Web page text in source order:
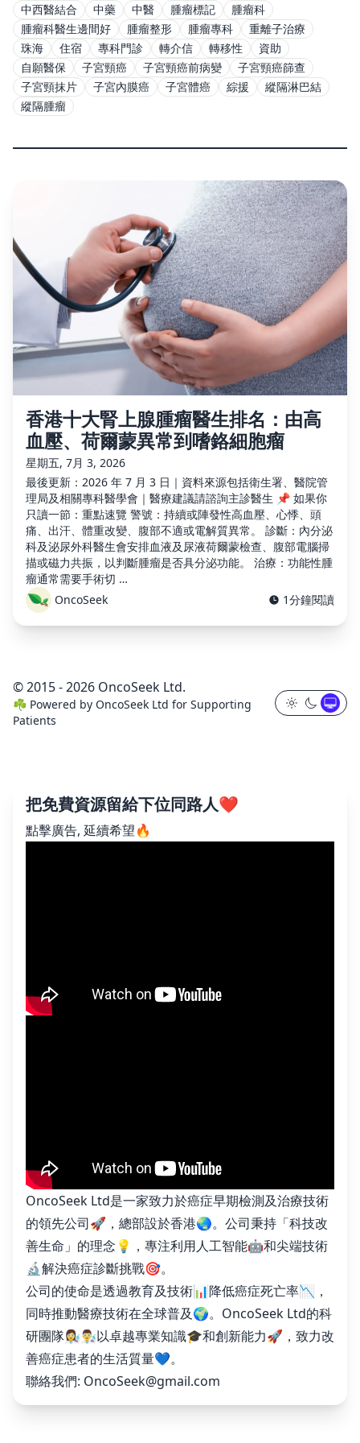
中西醫結合 中藥 中醫 腫瘤標記
腫瘤科
腫瘤科醫生邊間好
腫瘤整形 腫瘤專科
重離子治療
珠海
住宿 專科門診 轉介信 轉移性
資助
自願醫保
子宮頸癌 子宮頸癌前病變
子宮頸癌篩查
子宮頸抹片
子宮內膜癌 子宮體癌 綜援
縱隔淋巴結
縱隔腫瘤
香港十大腎上腺腫瘤醫生排名：由高
血壓、荷爾蒙異常到嗜鉻細胞瘤
星期五, 7月 3, 2026
最後更新：2026 年 7 月 3 日｜資料來源包括衛生署、醫院管
理局及相關專科醫學會｜醫療建議請諮詢主診醫生 📌 如果你
只讀一節：重點速覽 警號：持續或陣發性高血壓、心悸、頭
痛、出汗、體重改變、腹部不適或電解質異常。 診斷：內分泌
科及泌尿外科醫生會安排血液及尿液荷爾蒙檢查、腹部電腦掃
描或磁力共振，以判斷腫瘤是否具分泌功能。 治療：功能性腫
瘤通常需要手術切 …
OncoSeek
1分鐘閱讀
© 2015 - 2026 OncoSeek Ltd.
☘️ Powered by OncoSeek Ltd for Supporting
Patients
把免費資源留給下位同路人❤️
點擊廣告, 延續希望🔥
OncoSeek Ltd是一家致力於癌症早期檢測及治療技術
的領先公司🚀，總部設於香港🌏。公司秉持「科技改
善生命」的理念💡，專注利用人工智能🤖和尖端技術
🔬解決癌症診斷挑戰🎯。
公司的使命是透過教育及技術📊降低癌症死亡率📉，
同時推動醫療技術在全球普及🌍。OncoSeek Ltd的科
研團隊👩‍🔬👨‍🔬以卓越專業知識🎓和創新能力🚀，致力改
善癌症患者的生活質量💙。
聯絡我們: OncoSeek@gmail.com